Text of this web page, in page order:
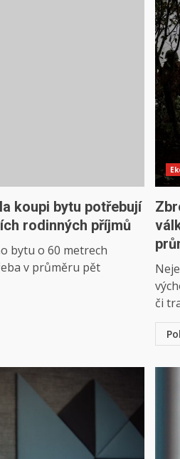
koupi bytu potřebují
rodinných příjmů
bytu o 60 metrech
v průměru pět
či